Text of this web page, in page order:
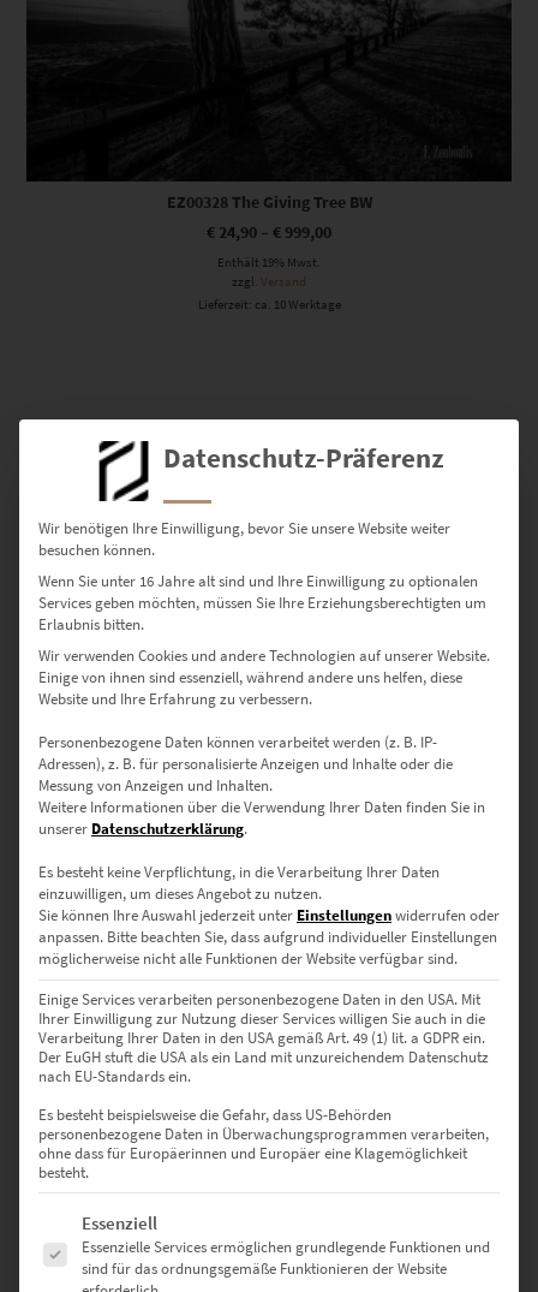
EZ00328 The Giving Tree BW
€ 24,90 – € 999,00
Enthält 19% Mwst.
zzgl. Versand
Lieferzeit: ca. 10 Werktage
Fine Art-Wandbilder –
Fotokunst mit dem gewissen
Etwas
Das Motiv schreit nicht um Aufmerksamkeit und trotzdem fesselt
eine Kunstströmung, die sich bei der Fotografie im 20. Jahrhundert
etablierte. Sie lässt sich schwer definieren, aber leicht
Markantere Bildwirkung durch
sanfte Übergänge
Mit Fine Art verbinden viele Kunstfans bei der Malerei einen Stil, der
Mut zum Kontrastreichtum und zu unkonventionellen Motiven
beweist. Bei den Fotos sind es hingegen oft die fließenden und fein
herausgearbeiteten Übergänge, mit der Fine Art-Wandbilder
begeistern. Ein Beispiel:
Der Mercedes Benz fügt sich als Sinnbild der innovativen
Autoindustrie unerwartet harmonisch in die Schwarzwälder Natur
ein – durch das Gespür für Feinheiten und Farbreduktion. Die
gefühlvolle Fototechnik bringt außerdem die markant
Quintessenz: Wie alle Bilder der Fine Art hat die Aufnahme des
Mercedes Wandbilds AMG SLS der Black Series auch dann eine
magische Anziehungskraft, wenn den Betrachter das Motiv – in
Datenschutz-Präferenz
Wir benötigen Ihre Einwilligung, bevor Sie unsere Website weiter
besuchen können.
Wenn Sie unter 16 Jahre alt sind und Ihre Einwilligung zu optionalen
Services geben möchten, müssen Sie Ihre Erziehungsberechtigten um
Erlaubnis bitten.
Wir verwenden Cookies und andere Technologien auf unserer Website.
Einige von ihnen sind essenziell, während andere uns helfen, diese
Website und Ihre Erfahrung zu verbessern.
Personenbezogene Daten können verarbeitet werden (z. B. IP-
Adressen), z. B. für personalisierte Anzeigen und Inhalte oder die
Messung von Anzeigen und Inhalten.
Weitere Informationen über die Verwendung Ihrer Daten finden Sie in
unserer Datenschutzerklärung.
Es besteht keine Verpflichtung, in die Verarbeitung Ihrer Daten
einzuwilligen, um dieses Angebot zu nutzen.
Sie können Ihre Auswahl jederzeit unter Einstellungenwiderrufen oder
anpassen. Bitte beachten Sie, dass aufgrund individueller Einstellungen
möglicherweise nicht alle Funktionen der Website verfügbar sind.
Einige Services verarbeiten personenbezogene Daten in den USA. Mit
Ihrer Einwilligung zur Nutzung dieser Services willigen Sie auch in die
Verarbeitung Ihrer Daten in den USA gemäß Art. 49 (1) lit. a GDPR ein.
Der EuGH stuft die USA als ein Land mit unzureichendem Datenschutz
nach EU-Standards ein.
Es besteht beispielsweise die Gefahr, dass US-Behörden
personenbezogene Daten in Überwachungsprogrammen verarbeiten,
ohne dass für Europäerinnen und Europäer eine Klagemöglichkeit
besteht.
Es folgt eine Liste der Service-Gruppen, für die eine Einwilligung
Essenziell
Essenzielle Services ermöglichen grundlegende Funktionen und
sind für das ordnungsgemäße Funktionieren der Website